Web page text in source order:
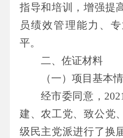
指导和培训，增强提
员绩效管理能力、
平。
二、佐证材料
（一） 项目 基本
经市委同意，
建、农工党、致公党
级民主党派进行了换